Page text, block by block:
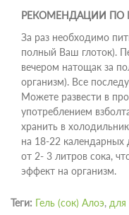
РЕКОМЕНДАЦИИ
За раз необходимо
полный Ваш глоток).
вечером натощак за
организм). Все
Можете развести в
употреблением
хранить в
на 18-22 календарных
от 2- 3 литров сока,
эффект на организм.
Теги: Гель (сок) Алоэ, для